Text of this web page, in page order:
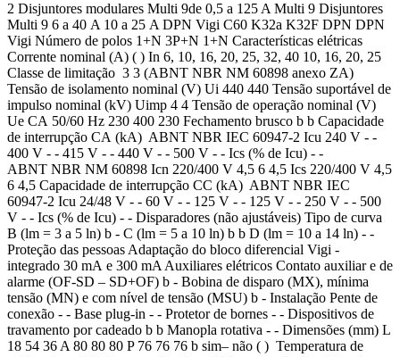
2 Disjuntores modulares Multi 9de 0,5 a 125 A Multi 9 Disjuntores
Multi 9 6 a 40 A 10 a 25 A DPN Vigi C60 K32a K32F DPN DPN
Vigi Número de polos 1+N 3P+N 1+N Características elétricas
Corrente nominal (A) ( ) In 6, 10, 16, 20, 25, 32, 40 10, 16, 20, 25
Classe de limitação 3 3 (ABNT NBR NM 60898 anexo ZA)
Tensão de isolamento nominal (V) Ui 440 440 Tensão suportável de
impulso nominal (kV) Uimp 4 4 Tensão de operação nominal (V)
Ue CA 50/60 Hz 230 400 230 Fechamento brusco b b Capacidade
de interrupção CA (kA) ABNT NBR IEC 60947-2 Icu 240 V - -
400 V - - 415 V - - 440 V - - 500 V - - Ics (% de Icu) - -
ABNT NBR NM 60898 Icn 220/400 V 4,5 6 4,5 Ics 220/400 V 4,5
6 4,5 Capacidade de interrupção CC (kA) ABNT NBR IEC
60947-2 Icu 24/48 V - - 60 V - - 125 V - - 125 V - - 250 V - - 500
V - - Ics (% de Icu) - - Disparadores (não ajustáveis) Tipo de curva
B (lm = 3 a 5 ln) b - C (lm = 5 a 10 ln) b b D (lm = 10 a 14 ln) - -
Proteção das pessoas Adaptação do bloco diferencial Vigi -
integrado 30 mA e 300 mA Auxiliares elétricos Contato auxiliar e de
alarme (OF-SD – SD+OF) b - Bobina de disparo (MX), mínima
tensão (MN) e com nível de tensão (MSU) b - Instalação Pente de
conexão - - Base plug-in - - Protetor de bornes - - Dispositivos de
travamento por cadeado b b Manopla rotativa - - Dimensões (mm) L
18 54 36 A 80 80 80 P 76 76 76 b sim– não ( ) Temperatura de